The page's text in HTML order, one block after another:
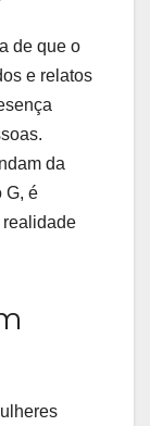
de que o
e relatos
da
G, é
realidade